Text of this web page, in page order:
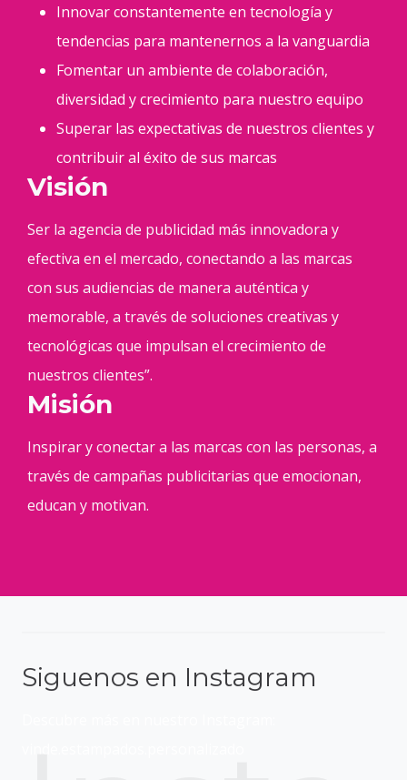
Innovar constantemente en tecnología y
tendencias para mantenernos a la vanguardia
Fomentar un ambiente de colaboración,
diversidad y crecimiento para nuestro equipo
Superar las expectativas de nuestros clientes y
contribuir al éxito de sus marcas
Visión
Ser la agencia de publicidad más innovadora y
efectiva en el mercado, conectando a las marcas
con sus audiencias de manera auténtica y
memorable, a través de soluciones creativas y
tecnológicas que impulsan el crecimiento de
nuestros clientes”.
Misión
Inspirar y conectar a las marcas con las personas, a
través de campañas publicitarias que emocionan,
educan y motivan.
Siguenos en Instagram